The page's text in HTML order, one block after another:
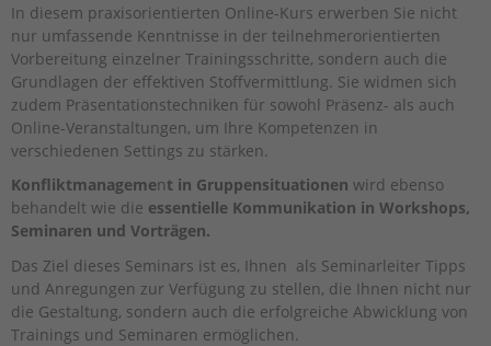
In diesem praxisorientierten Online-Kurs erwerben Sie nicht
nur umfassende Kenntnisse in der teilnehmerorientierten
Vorbereitung einzelner Trainingsschritte, sondern auch die
Grundlagen der effektiven Stoffvermittlung. Sie widmen sich
zudem Präsentationstechniken für sowohl Präsenz- als auch
Online-Veranstaltungen, um Ihre Kompetenzen in
verschiedenen Settings zu stärken.
Konfliktmanagement in Gruppensituationen wird ebenso
behandelt wie die essentielle Kommunikation in Workshops,
Seminaren und Vorträgen.
Das Ziel dieses Seminars ist es, Ihnen als Seminarleiter Tipps
und Anregungen zur Verfügung zu stellen, die Ihnen nicht nur
die Gestaltung, sondern auch die erfolgreiche Abwicklung von
Trainings und Seminaren ermöglichen.